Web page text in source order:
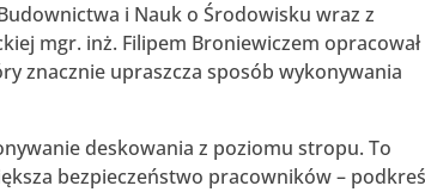
i Nauk o Środowisku wraz z
mgr. inż. Filipem Broniewiczem opracował
znacznie upraszcza sposób wykonywania
deskowania z poziomu stropu. To
bezpieczeństwo pracowników –